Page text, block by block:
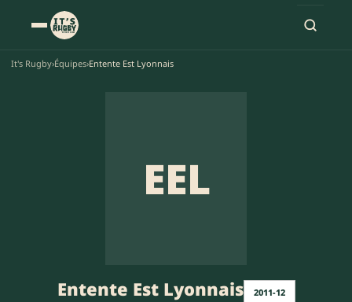
It's Rugby›Équipes›Entente Est Lyonnais
EEL
Entente Est Lyonnais 2011-12